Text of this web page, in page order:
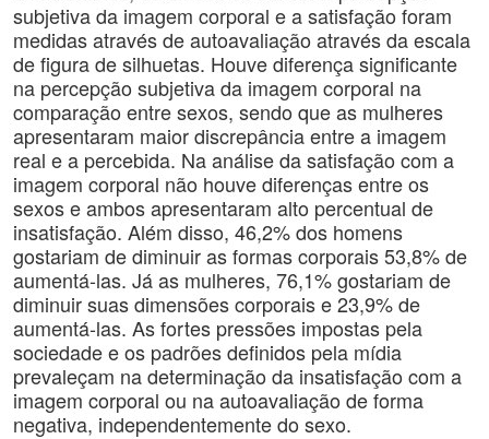
subjetiva da imagem corporal e a satisfação foram
medidas através de autoavaliação através da escala
de figura de silhuetas. Houve diferença significante
na percepção subjetiva da imagem corporal na
comparação entre sexos, sendo que as mulheres
apresentaram maior discrepância entre a imagem
real e a percebida. Na análise da satisfação com a
imagem corporal não houve diferenças entre os
sexos e ambos apresentaram alto percentual de
insatisfação. Além disso, 46,2% dos homens
gostariam de diminuir as formas corporais 53,8% de
aumentá-las. Já as mulheres, 76,1% gostariam de
diminuir suas dimensões corporais e 23,9% de
aumentá-las. As fortes pressões impostas pela
sociedade e os padrões definidos pela mídia
prevaleçam na determinação da insatisfação com a
imagem corporal ou na autoavaliação de forma
negativa, independentemente do sexo.